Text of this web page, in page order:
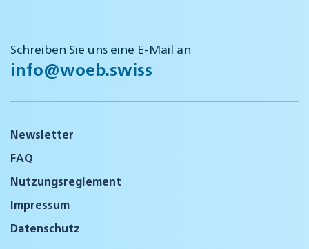
Schreiben Sie uns eine E-Mail an
info@woeb.swiss
Newsletter
FAQ
Nutzungsreglement
Impressum
Datenschutz